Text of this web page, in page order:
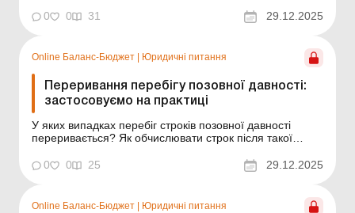
поновлено у зв’язку з прийняттям відповідного закону, а
також на прикладах показано, як розрахувати строк
0 0 31 29.12.2025
Online Баланс-Бюджет Юридичні питання
Переривання перебігу позовної давності:
застосовуємо на практиці
У яких випадках перебіг строків позовної давності
переривається? Як обчислювати строк після такої
Баланс-Бюджет № 52 від 30 грудня 2025 року У
правилах обчислення строків позовної давності є
0 0 25 29.12.2025
Online Баланс-Бюджет Юридичні питання